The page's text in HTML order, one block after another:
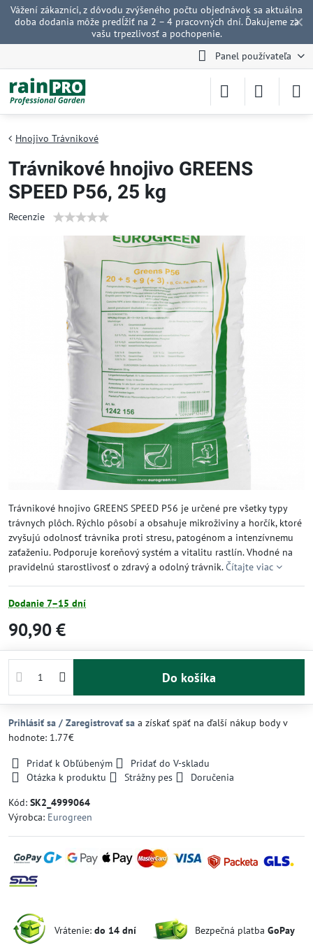
✕
Vážení zákazníci, z dôvodu zvýšeného počtu objednávok sa aktuálna
doba dodania môže predĺžiť na 2 – 4 pracovných dní. Ďakujeme za
vašu trpezlivosť a pochopenie.
Panel používateľa
Hnojivo Trávnikové
Trávnikové hnojivo GREENS
SPEED P56, 25 kg
Recenzie
Trávnikové hnojivo GREENS SPEED P56 je určené pre všetky typy
trávnych plôch. Rýchlo pôsobí a obsahuje mikroživiny a horčík, ktoré
zvyšujú odolnosť trávnika proti stresu, patogénom a intenzívnemu
zaťaženiu. Podporuje koreňový systém a vitalitu rastlín. Vhodné na
pravidelnú starostlivosť o zdravý a odolný trávnik.Čítajte viac
Dodanie 7–15 dní
90,90 €
Do košíka
Prihlásiť sa / Zaregistrovať sa a získať späť na ďalší nákup body v
hodnote: 1.77€
Pridať k Obľúbeným
Pridať do V-skladu
Otázka k produktu
Strážny pes
Doručenia
Kód: SK2_4999064
Výrobca: Eurogreen
Vrátenie: do 14 dní Bezpečná platba GoPay